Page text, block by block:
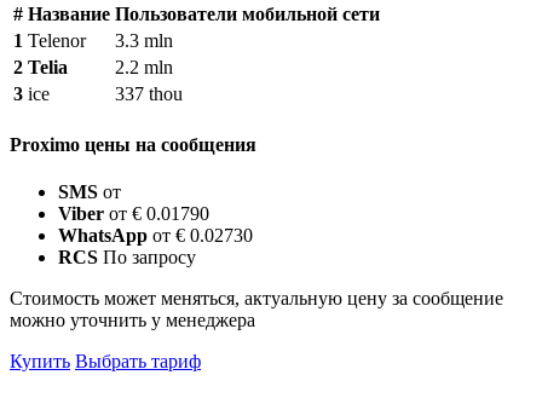
# Название Пользователи мобильной сети
1 Telenor
3.3 mln
2 Telia
2.2 mln
3 ice 337 thou
Proximo цены на сообщения
SMS от
Viber от € 0.01790
WhatsApp от € 0.02730
RCS По запросу
Стоимость может меняться, актуальную цену за сообщение
можно уточнить у менеджера
Купить Выбрать тариф